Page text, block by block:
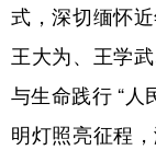
式，深切缅怀
王大为、王学
与生命践行 “人
明灯照亮征程